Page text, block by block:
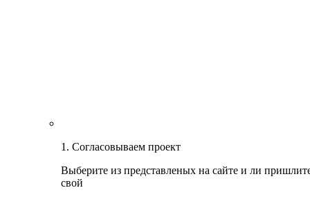
1. Согласовываем проект
Выберите из представленых на сайте и ли
свой